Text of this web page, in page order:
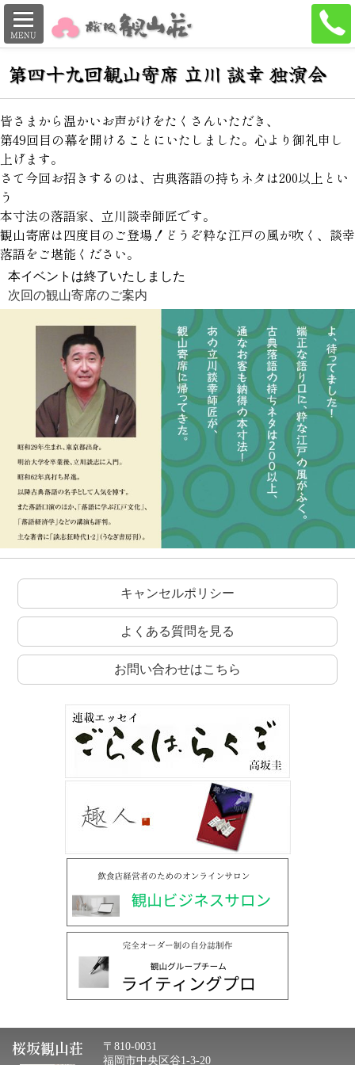
第四十九回観山寄席 立川 談幸 独演会
皆さまから温かいお声がけをたくさんいただき、
第49回目の幕を開けることにいたしました。心より御礼申し
上げます。
さて今回お招きするのは、古典落語の持ちネタは200以上とい
う
本寸法の落語家、立川談幸師匠です。
観山寄席は四度目のご登場！どうぞ粋な江戸の風が吹く、談幸
落語をご堪能ください。
本イベントは終了いたしました
次回の観山寄席のご案内
キャンセルポリシー
よくある質問を見る
お問い合わせはこちら
桜坂観山荘
〒810-0031
福岡市中央区谷1-3-20